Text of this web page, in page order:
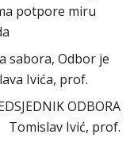
potpore miru
sabora, Odbor je
Ivića, prof.
ODBORA
Tomislav Ivić, prof.